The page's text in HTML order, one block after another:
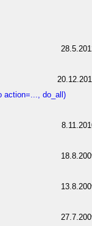
action=..., do_all)